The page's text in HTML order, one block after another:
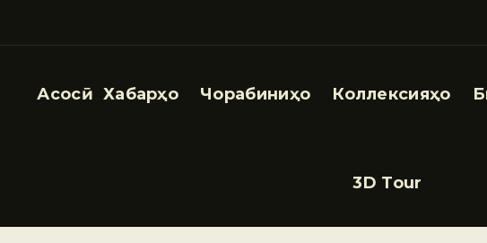
Асосӣ Хабарҳо Чорабиниҳо Коллексияҳо
3D Tour